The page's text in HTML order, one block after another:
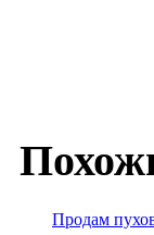
Продам